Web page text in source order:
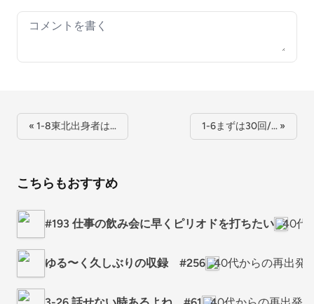
Your comment
« 1-8東北出身者は… 1-6まずは30回/… »
こちらもおすすめ
#193 仕事の飲み会に早くピリオドを打ちたい 40代
ゆる〜く久しぶりの収録 #256 40代からの再出発